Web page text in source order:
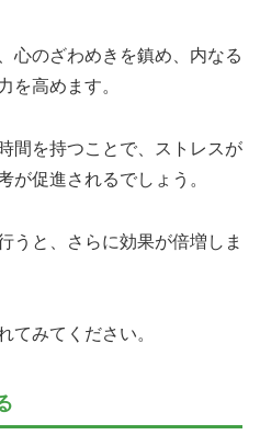
心のざわめきを鎮め、内なる
を高めます。
間を持つことで、ストレスが
が促進されるでしょう。
うと、さらに効果が倍増しま
てみてください。